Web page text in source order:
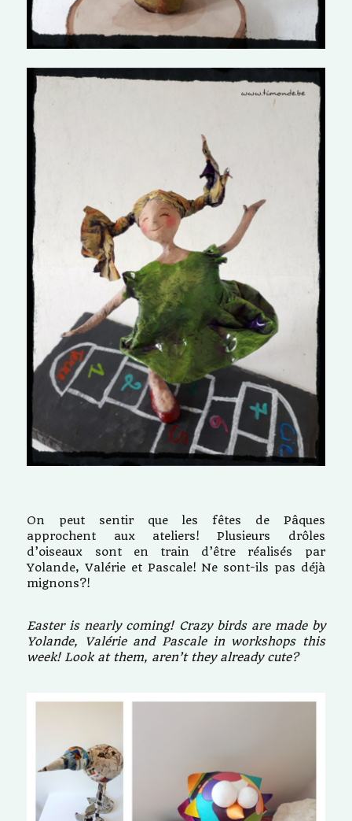
On peut sentir que les fêtes de Pâques
approchent aux ateliers! Plusieurs drôles
d’oiseaux sont en train d’être réalisés par
Yolande, Valérie et Pascale! Ne sont-ils pas déjà
mignons?!
Easter is nearly coming! Crazy birds are made by
Yolande, Valérie and Pascale in workshops this
week! Look at them, aren’t they already cute?